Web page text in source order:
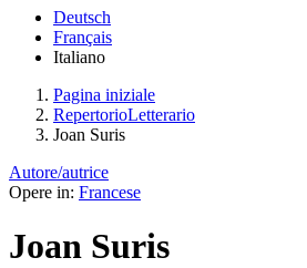
Deutsch
Français
Italiano
Pagina iniziale
RepertorioLetterario
Joan Suris
Autore/autrice
Opere in: Francese
Joan Suris